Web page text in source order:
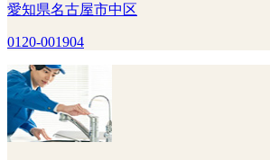
愛知県名古屋市中区
0120-001904